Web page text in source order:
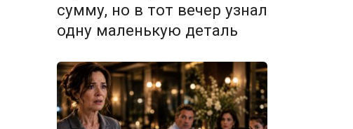
сумму, но в тот вечер узнал
одну маленькую деталь